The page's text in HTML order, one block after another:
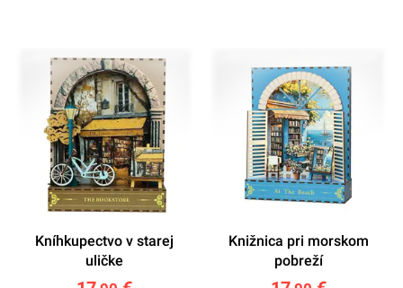
Kníhkupectvo v starej
uličke
Knižnica pri morskom
pobreží